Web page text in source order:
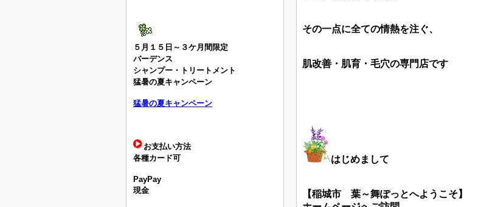
５月１５日～３ケ月間限定
バーデンス
シャンプー・トリートメント
猛暑の夏キャンペーン
猛暑の夏キャンペーン
お支払い方法
各種カード可
PayPay
現金
その一点に全ての情熱を注ぐ、
肌改善・肌育・毛穴の専門店です
はじめまして
【稲城市 葉～舞ぽっとへようこそ】